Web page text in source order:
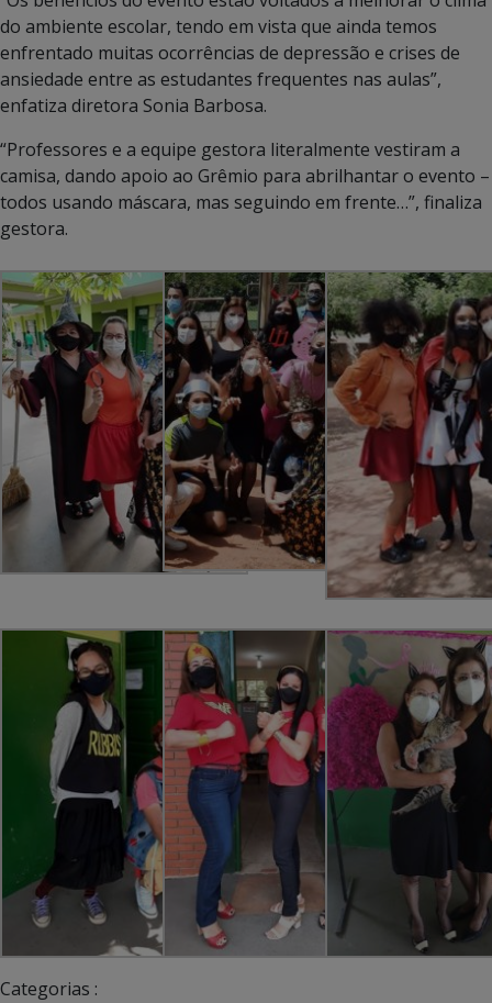
do ambiente escolar, tendo em vista que ainda temos
enfrentado muitas ocorrências de depressão e crises de
ansiedade entre as estudantes frequentes nas aulas”,
enfatiza diretora Sonia Barbosa.
“Professores e a equipe gestora literalmente vestiram a
camisa, dando apoio ao Grêmio para abrilhantar o evento –
todos usando máscara, mas seguindo em frente…”, finaliza
gestora.
Categorias :